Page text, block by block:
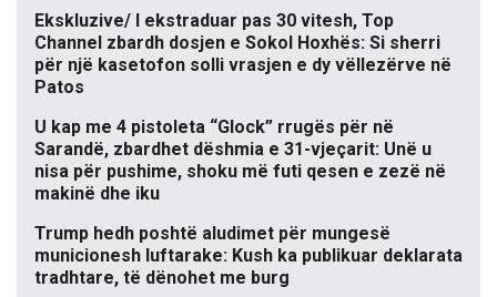
Ekskluzive/ I ekstraduar pas 30 vitesh, Top
Channel zbardh dosjen e Sokol Hoxhës: Si sherri
për një kasetofon solli vrasjen e dy vëllezërve në
Patos
U kap me 4 pistoleta “Glock” rrugës për në
Sarandë, zbardhet dëshmia e 31-vjeçarit: Unë u
nisa për pushime, shoku më futi qesen e zezë në
makinë dhe iku
Trump hedh poshtë aludimet për mungesë
municionesh luftarake: Kush ka publikuar deklarata
tradhtare, të dënohet me burg